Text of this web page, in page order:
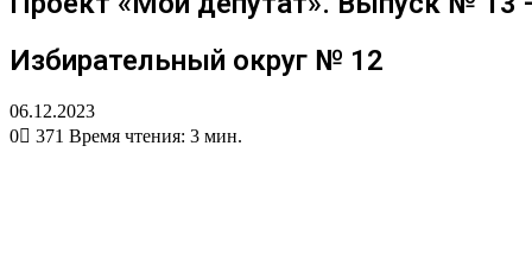
Избирательный округ № 12
06.12.2023
0
371 Время чтения: 3 мин.